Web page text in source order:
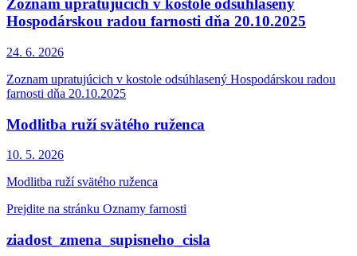
Zoznam upratujúcich v kostole odsúhlasený
Hospodárskou radou farnosti dňa 20.10.2025
24. 6. 2026
Zoznam upratujúcich v kostole odsúhlasený Hospodárskou radou
farnosti dňa 20.10.2025
Modlitba ruží svätého ruženca
10. 5. 2026
Modlitba ruží svätého ruženca
Prejdite na stránku Oznamy farnosti
ziadost_zmena_supisneho_cisla